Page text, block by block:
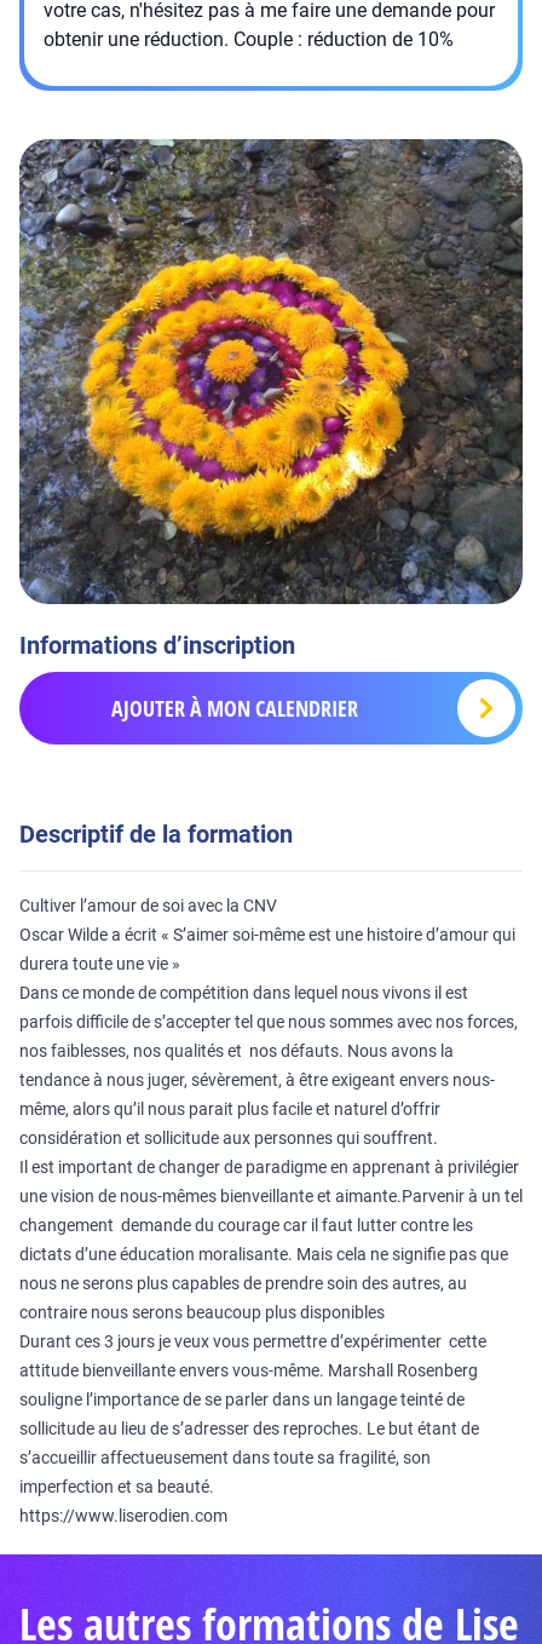
votre cas, n'hésitez pas à me faire une demande pour
obtenir une réduction. Couple : réduction de 10%
Informations d’inscription
AJOUTER À MON CALENDRIER
Descriptif de la formation
Cultiver l’amour de soi avec la CNV
Oscar Wilde a écrit « S’aimer soi-même est une histoire d’amour qui
durera toute une vie »
Dans ce monde de compétition dans lequel nous vivons il est
parfois difficile de s’accepter tel que nous sommes avec nos forces,
nos faiblesses, nos qualités et nos défauts. Nous avons la
tendance à nous juger, sévèrement, à être exigeant envers nous-
même, alors qu’il nous parait plus facile et naturel d’offrir
considération et sollicitude aux personnes qui souffrent.
Il est important de changer de paradigme en apprenant à privilégier
une vision de nous-mêmes bienveillante et aimante.Parvenir à un tel
changement demande du courage car il faut lutter contre les
dictats d’une éducation moralisante. Mais cela ne signifie pas que
nous ne serons plus capables de prendre soin des autres, au
contraire nous serons beaucoup plus disponibles
Durant ces 3 jours je veux vous permettre d’expérimenter cette
attitude bienveillante envers vous-même. Marshall Rosenberg
souligne l’importance de se parler dans un langage teinté de
sollicitude au lieu de s’adresser des reproches. Le but étant de
s’accueillir affectueusement dans toute sa fragilité, son
imperfection et sa beauté.
https://www.liserodien.com
Les autres formations de Lise